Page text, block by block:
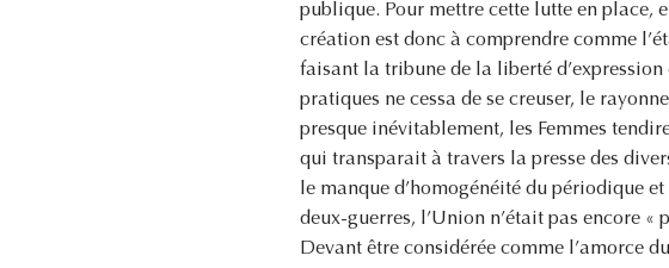
publique. Pour mettre cette lutte en place,
création est donc à comprendre comme
faisant la tribune de la liberté
pratiques ne cessa de se creuser, le
presque inévitablement, les Femmes
qui transparait à travers la presse des
le manque d’homogénéité du périodique
deux-guerres, l’Union n’était pas encore
Devant être considérée comme l’amorce